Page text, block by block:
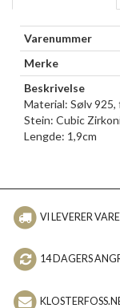
Varenummer
Merke
Beskrivelse
Material: Sølv
Stein: Cubic
Lengde: 1,9cm
VI LEVERER
14 DAGERS